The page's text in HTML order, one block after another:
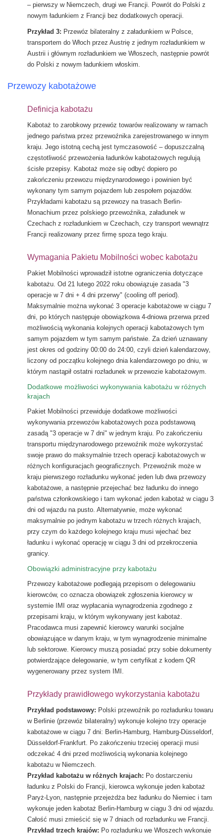
– pierwszy w Niemczech, drugi we Francji. Powrót do Polski z
nowym ładunkiem z Francji bez dodatkowych operacji.
Przykład 3: Przewóz bilateralny z załadunkiem w Polsce,
transportem do Włoch przez Austrię z jednym rozładunkiem w
Austrii i głównym rozładunkiem we Włoszech, następnie powrót
do Polski z nowym ładunkiem włoskim.
Przewozy kabotażowe
Definicja kabotażu
Kabotaż to zarobkowy przewóz towarów realizowany w ramach
jednego państwa przez przewoźnika zarejestrowanego w innym
kraju. Jego istotną cechą jest tymczasowość – dopuszczalną
częstotliwość przewożenia ładunków kabotażowych regulują
ścisłe przepisy. Kabotaż może się odbyć dopiero po
zakończeniu przewozu międzynarodowego i powinien być
wykonany tym samym pojazdem lub zespołem pojazdów.
Przykładami kabotażu są przewozy na trasach Berlin-
Monachium przez polskiego przewoźnika, załadunek w
Czechach z rozładunkiem w Czechach, czy transport wewnątrz
Francji realizowany przez firmę spoza tego kraju.
Wymagania Pakietu Mobilności wobec kabotażu
Pakiet Mobilności wprowadził istotne ograniczenia dotyczące
kabotażu. Od 21 lutego 2022 roku obowiązuje zasada "3
operacje w 7 dni + 4 dni przerwy" (cooling off period).
Maksymalnie można wykonać 3 operacje kabotażowe w ciągu 7
dni, po których następuje obowiązkowa 4-dniowa przerwa przed
możliwością wykonania kolejnych operacji kabotażowych tym
samym pojazdem w tym samym państwie. Za dzień uznawany
jest okres od godziny 00:00 do 24:00, czyli dzień kalendarzowy,
liczony od początku kolejnego dnia kalendarzowego po dniu, w
którym nastąpił ostatni rozładunek w przewozie kabotażowym.
Dodatkowe możliwości wykonywania kabotażu w różnych
krajach
Pakiet Mobilności przewiduje dodatkowe możliwości
wykonywania przewozów kabotażowych poza podstawową
zasadą "3 operacje w 7 dni" w jednym kraju. Po zakończeniu
transportu międzynarodowego przewoźnik może wykorzystać
swoje prawo do maksymalnie trzech operacji kabotażowych w
różnych konfiguracjach geograficznych. Przewoźnik może w
kraju pierwszego rozładunku wykonać jeden lub dwa przewozy
kabotażowe, a następnie przejechać bez ładunku do innego
państwa członkowskiego i tam wykonać jeden kabotaż w ciągu 3
dni od wjazdu na pusto. Alternatywnie, może wykonać
maksymalnie po jednym kabotażu w trzech różnych krajach,
przy czym do każdego kolejnego kraju musi wjechać bez
ładunku i wykonać operację w ciągu 3 dni od przekroczenia
granicy.
Obowiązki administracyjne przy kabotażu
Przewozy kabotażowe podlegają przepisom o delegowaniu
kierowców, co oznacza obowiązek zgłoszenia kierowcy w
systemie IMI oraz wypłacania wynagrodzenia zgodnego z
przepisami kraju, w którym wykonywany jest kabotaż.
Pracodawca musi zapewnić kierowcy warunki socjalne
obowiązujące w danym kraju, w tym wynagrodzenie minimalne
lub sektorowe. Kierowcy muszą posiadać przy sobie dokumenty
potwierdzające delegowanie, w tym certyfikat z kodem QR
wygenerowany przez system IMI.
Przykłady prawidłowego wykorzystania kabotażu
Przykład podstawowy: Polski przewoźnik po rozładunku towaru
w Berlinie (przewóz bilateralny) wykonuje kolejno trzy operacje
kabotażowe w ciągu 7 dni: Berlin-Hamburg, Hamburg-Düsseldorf,
Düsseldorf-Frankfurt. Po zakończeniu trzeciej operacji musi
odczekać 4 dni przed możliwością wykonania kolejnego
kabotażu w Niemczech.
Przykład kabotażu w różnych krajach: Po dostarczeniu
ładunku z Polski do Francji, kierowca wykonuje jeden kabotaż
Paryż-Lyon, następnie przejeżdża bez ładunku do Niemiec i tam
wykonuje jeden kabotaż Berlin-Hamburg w ciągu 3 dni od wjazdu.
Całość musi zmieścić się w 7 dniach od rozładunku we Francji.
Przykład trzech krajów: Po rozładunku we Włoszech wykonuje